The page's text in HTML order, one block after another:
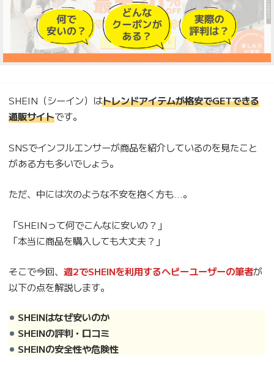
SHEIN（シーイン）はトレンドアイテムが格安でGETできる
通販サイトです。
SNSでインフルエンサーが商品を紹介しているのを見たこと
がある方も多いでしょう。
ただ、中には次のような不安を抱く方も…。
「SHEINって何でこんなに安いの？」
「本当に商品を購入しても大丈夫？」
そこで今回、 週2でSHEINを利用するヘビーユーザーの筆者が
以下の点を解説します。
SHEINはなぜ安いのか
SHEINの評判・口コミ
SHEINの安全性や危険性